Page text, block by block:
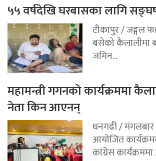
५५ वर्षदेखि घरबासका लागि
टीकापुर / जङ्गल
बसेको कैलालीमा
जमिन...
महामन्त्री गगनको कार्यक्रममा
नेता किन आएनन्
धनगढी /
आयोजित
कांग्रेस